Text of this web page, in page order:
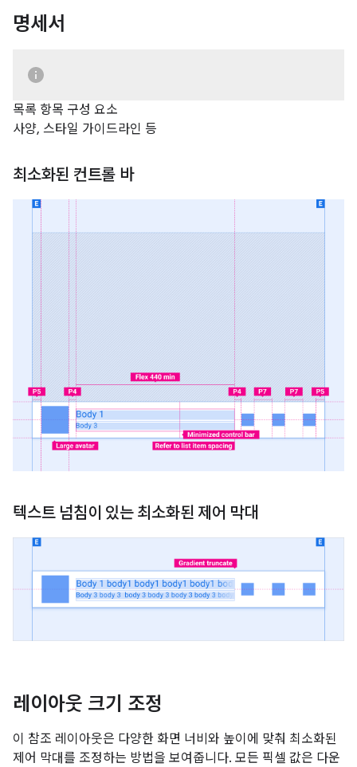
명세서
목록 항목 구성 요소
사양, 스타일 가이드라인 등
최소화된 컨트롤 바
텍스트 넘침이 있는 최소화된 제어 막대
레이아웃 크기 조정
이 참조 레이아웃은 다양한 화면 너비와 높이에 맞춰 최소화된
제어 막대를 조정하는 방법을 보여줍니다. 모든 픽셀 값은 다운